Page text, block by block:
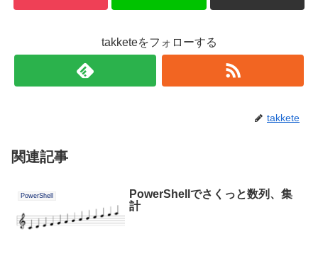
takketeをフォローする
takkete
関連記事
PowerShell
PowerShellでさくっと数列、集
計